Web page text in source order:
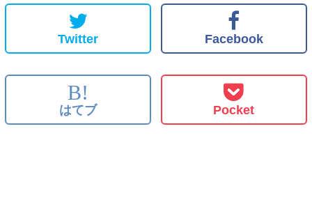
Twitter Facebook
B!
はてブ Pocket